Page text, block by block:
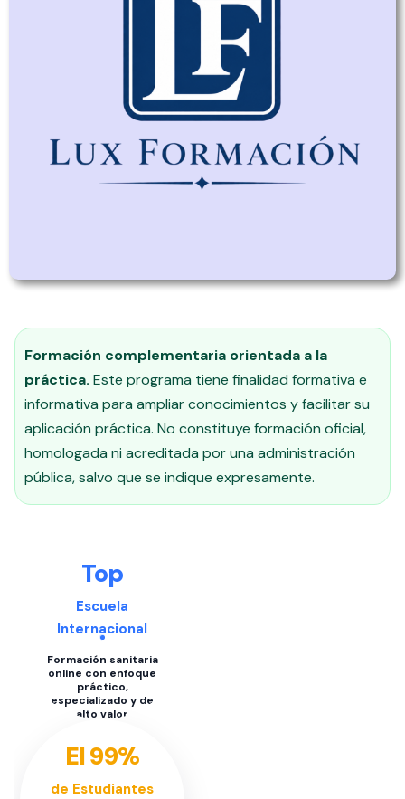
Formación complementaria orientada a la
práctica. Este programa tiene finalidad formativa e
informativa para ampliar conocimientos y facilitar su
aplicación práctica. No constituye formación oficial,
homologada ni acreditada por una administración
pública, salvo que se indique expresamente.
Top
Escuela
Internacional
Formación sanitaria
online con enfoque
práctico,
especializado y de
alto valor
El 99%
de Estudiantes